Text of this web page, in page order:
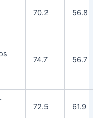
70.2 56.8
74.7 56.7
72.5 61.9